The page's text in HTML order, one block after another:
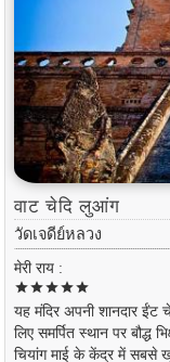
वाट चेदि लुआंग
วัดเจดีย์หลวง
मेरी राय :
starstarstarstarstar
यह मंदिर अपनी शानदार
लिए समर्पित स्थान पर
चियांग माई के केंद्र में सबसे